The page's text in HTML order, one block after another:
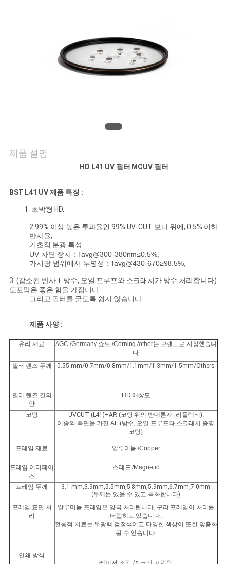
조
다
이
트
PRIVACY
제품 설명
HD L41 UV 필터 MCUV 필터
BST L41 UV 제품 특징 :
1. 초박형 HD,
2.99% 이상 높은 투과율인 99% UV-CUT 보다 위에, 0.5% 이하
반사율,
기초적 분광 특성 :
UV 차단 장치 : Tavg@300-380nm≤0.5%,
가시광 범위에서 투명성 : Tavg@430-670≥98.5%,
3. (감소된 반사 + 방수, 오일 프루프와 스크래치가 방수 처리합니다)
도포막은 좋은 힘을 가집니다
그리고 필터를 긁도록 쉽지 않습니다.
제품 사양 :
유리 재료
AGC /Germany 쇼트 /Corning /other는 브랜드로 지정했습니
다
필터 렌즈 두께
0.55 mm/0.7mm/0.8mm/1.1mm/1.3mm/1.5mm/Others
필터 렌즈 결의
안
HD 해상도
코팅 UVCUT (L41)+AR (코팅 위의 반대론자 -리플렉티),
이중의 측면을 가진 AF (방수, 오일 프루프와 스크래치 증명
코팅)
프레임 재료 알루미늄 /Copper
프레임 이터페이
스
스레드 /Magnetic
프레임 두께
3.1 mm,3.9mm,5.5mm,5.8mm,5.9mm,6.7mm,7.0mm
(두께는 있을 수 있고 특화합니다)
프레임 표면 처
리
알루미늄 프레임은 양극 처리됩니다, 구리 프레임이 처리를
더럽히고 있습니다,
전통적 치료는 무광택 검정색이고 다양한 색상이 또한 맞춤화
될 수 있습니다.
인쇄 방식